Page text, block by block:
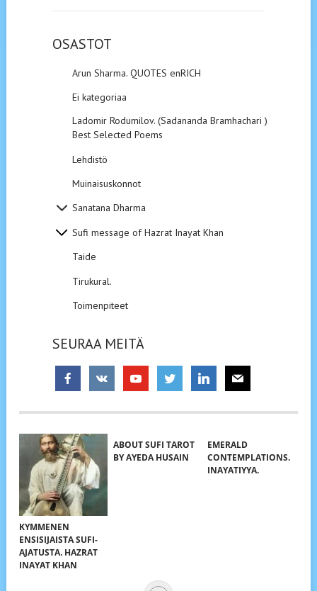
OSASTOT
Arun Sharma. QUOTES enRICH
Ei kategoriaa
Ladomir Rodumilov. (Sadananda Bramhachari ).
Best Selected Poems
Lehdistö
Muinaisuskonnot
Sanatana Dharma
Sufi message of Hazrat Inayat Khan
Taide
Tirukural.
Toimenpiteet
SEURAA MEITÄ
KYMMENEN
ENSISIJAISTA SUFI-
AJATUSTA. HAZRAT
INAYAT KHAN
ABOUT SUFI TAROT
BY AYEDA HUSAIN
EMERALD
CONTEMPLATIONS.
INAYATIYYA.